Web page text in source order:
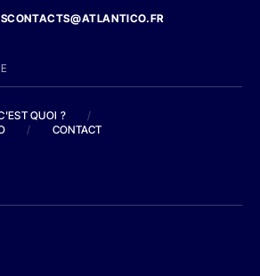
QUOI ?
/
/ CONTACT